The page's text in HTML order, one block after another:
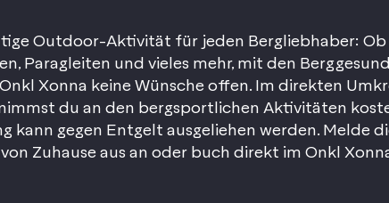
Outdoor-Aktivität für jeden Bergliebhaber: Ob
Paragleiten und vieles mehr, mit den
Xonna keine Wünsche offen. Im direkten
du an den bergsportlichen Aktivitäten
kann gegen Entgelt ausgeliehen werden. Melde
von Zuhause aus an oder buch direkt im Onkl